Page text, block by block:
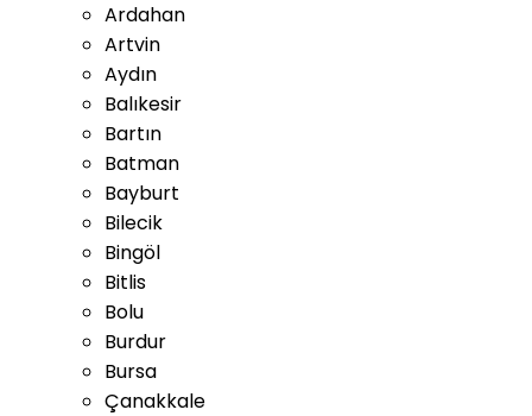
Ardahan
Artvin
Aydın
Balıkesir
Bartın
Batman
Bayburt
Bilecik
Bingöl
Bitlis
Bolu
Burdur
Bursa
Çanakkale